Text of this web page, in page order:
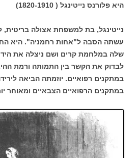
היא פלורנס נייטינגל ( 1820-1910)
עשתה הסבה ל"אחות רחמניה". היא
שלה במלחמת קרים ושם ניצלה את
לבדוק את הקשר בין התמותה ורמת
במתקנים רפואיים. יוזמתה הביאה
במתקנים הרפואיים הצבאיים ומאוחר